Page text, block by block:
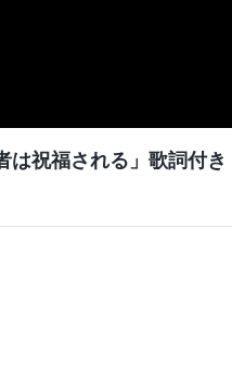
は祝福される」歌詞付き